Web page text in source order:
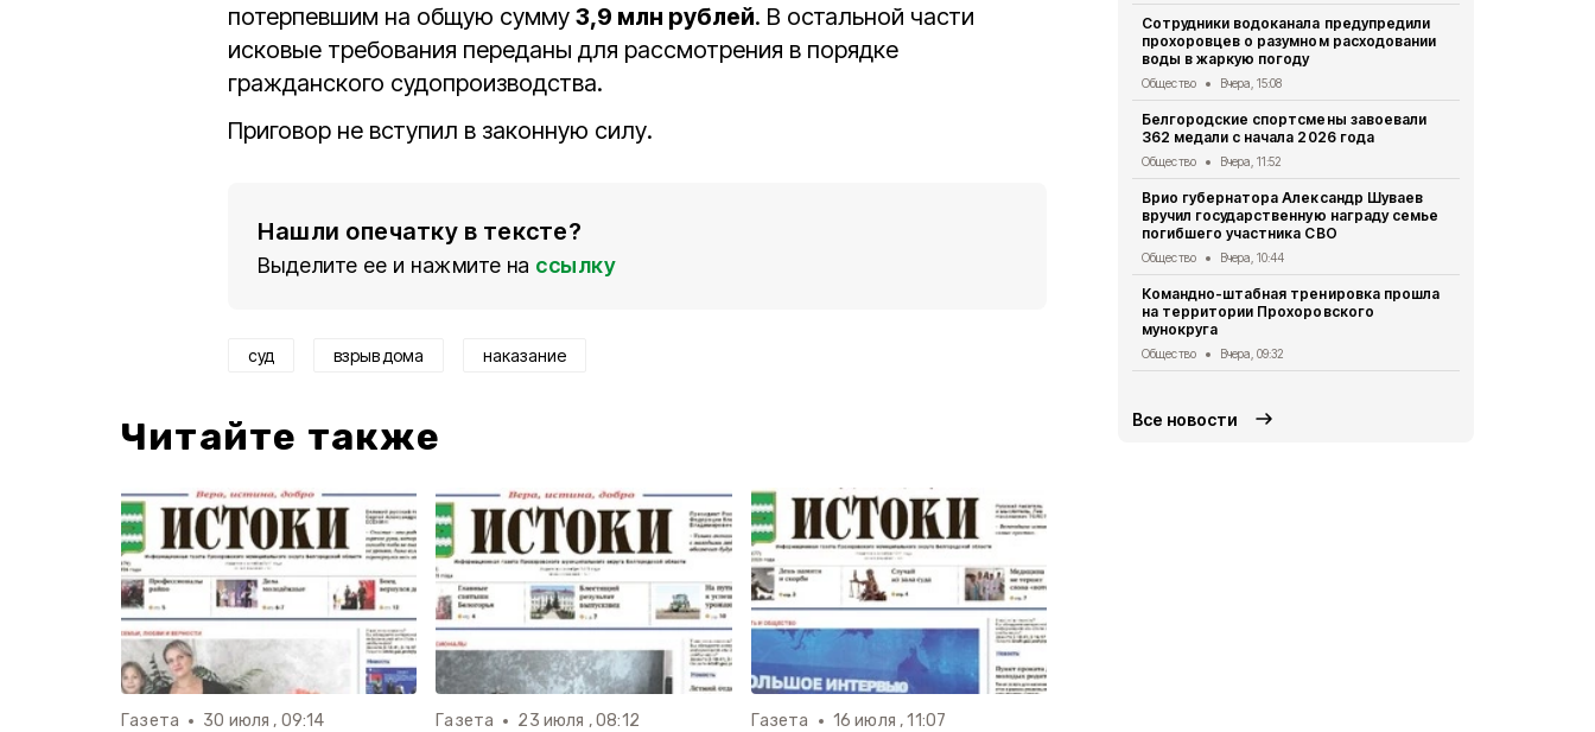
потерпевшим на общую сумму 3,9 млн рублей. В остальной части
исковые требования переданы для рассмотрения в порядке
гражданского судопроизводства.
Приговор не вступил в законную силу.
Нашли опечатку в тексте?
Выделите ее и нажмите на ссылку
суд взрыв дома наказание
Читайте также
Газета 30 июля , 09:14 Газета 23 июля , 08:12 Газета 16 июля , 11:07
Сотрудники водоканала предупредили
прохоровцев о разумном расходовании
воды в жаркую погоду
Общество Вчера, 15:08
Белгородские спортсмены завоевали
362 медали с начала 2026 года
Общество Вчера, 11:52
Врио губернатора Александр Шуваев
вручил государственную награду семье
погибшего участника СВО
Общество Вчера, 10:44
Командно-штабная тренировка прошла
на территории Прохоровского
мунокруга
Общество Вчера, 09:32
Все новости